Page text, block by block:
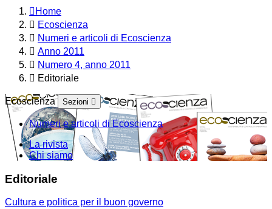
Home
Ecoscienza
Numeri e articoli di Ecoscienza
Anno 2011
Numero 4, anno 2011
Editoriale
Ecoscienza Sezioni
Numeri e articoli di Ecoscienza
La rivista
Chi siamo
Editoriale
Cultura e politica per il buon governo